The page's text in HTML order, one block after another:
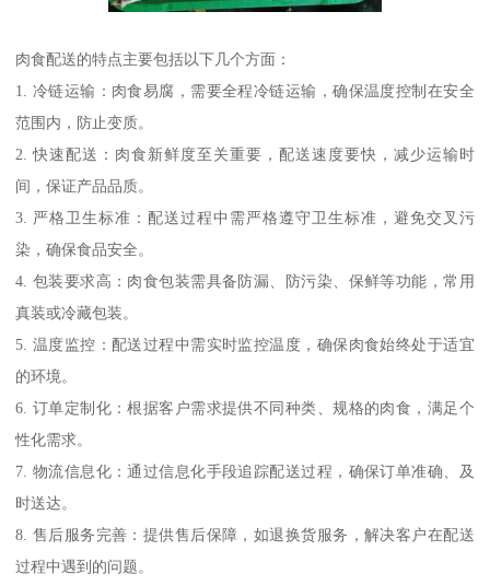
肉食配送的特点主要包括以下几个方面：
1. 冷链运输：肉食易腐，需要全程冷链运输，确保温度控制在安全
范围内，防止变质。
2. 快速配送：肉食新鲜度至关重要，配送速度要快，减少运输时
间，保证产品品质。
3. 严格卫生标准：配送过程中需严格遵守卫生标准，避免交叉污
染，确保食品安全。
4. 包装要求高：肉食包装需具备防漏、防污染、保鲜等功能，常用
真装或冷藏包装。
5. 温度监控：配送过程中需实时监控温度，确保肉食始终处于适宜
的环境。
6. 订单定制化：根据客户需求提供不同种类、规格的肉食，满足个
性化需求。
7. 物流信息化：通过信息化手段追踪配送过程，确保订单准确、及
时送达。
8. 售后服务完善：提供售后保障，如退换货服务，解决客户在配送
过程中遇到的问题。